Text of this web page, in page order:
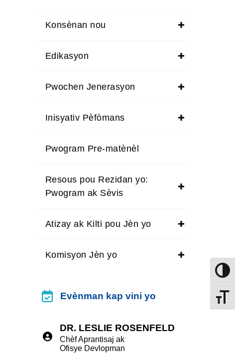
Konsènan nou
Edikasyon
Pwochen Jenerasyon
Inisyativ Pèfòmans
Pwogram Pre-matènèl
Resous pou Rezidan yo:
Pwogram ak Sèvis
Atizay ak Kilti pou Jèn yo
Komisyon Jèn yo
evènman kap vini yo
Evènman kap vini yo
DR. LESLIE ROSENFELD
Chèf Aprantisaj ak
Ofisye Devlopman